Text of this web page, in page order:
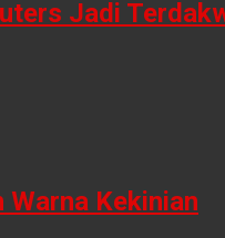
Jadi
Kekinian